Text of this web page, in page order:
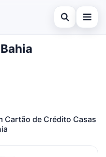
Abrir busca
Cartão de Crédito Casas